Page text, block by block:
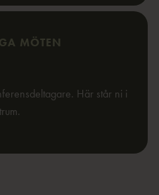
MÖTEN
Här står ni i